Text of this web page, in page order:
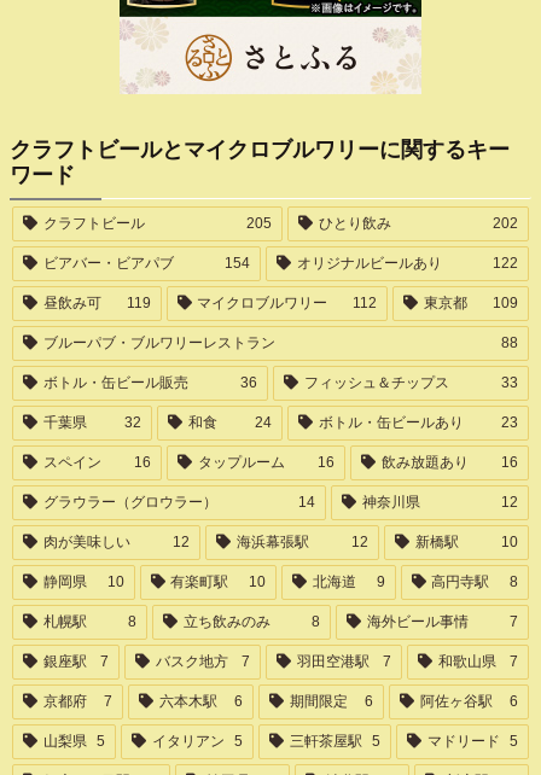
クラフトビールとマイクロブルワリーに関するキー
ワード
クラフトビール 205 ひとり飲み 202
ビアバー・ビアパブ 154 オリジナルビールあり 122
昼飲み可 119 マイクロブルワリー 112 東京都 109
ブルーパブ・ブルワリーレストラン 88
ボトル・缶ビール販売 36 フィッシュ＆チップス 33
千葉県 32 和食 24 ボトル・缶ビールあり 23
スペイン 16 タップルーム 16 飲み放題あり 16
グラウラー（グロウラー） 14 神奈川県 12
肉が美味しい 12 海浜幕張駅 12 新橋駅 10
静岡県 10 有楽町駅 10 北海道 9 高円寺駅 8
札幌駅 8 立ち飲みのみ 8 海外ビール事情 7
銀座駅 7 バスク地方 7 羽田空港駅 7 和歌山県 7
京都府 7 六本木駅 6 期間限定 6 阿佐ヶ谷駅 6
山梨県 5 イタリアン 5 三軒茶屋駅 5 マドリード 5